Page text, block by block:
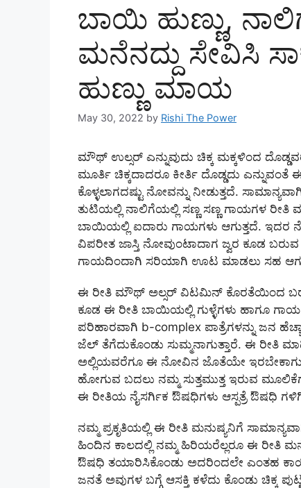
ಬಾಯಿ ಹುಣ್ಣು,
ಮನೆನದ್ದು ಸೇವಿಸಿ
ಹುಣ್ಣು ಮಾಯ
May 30, 2022 by Rishi The Power
ಮೌಥ್ ಉಲ್ಸರ್ ಎನ್ನುವುದು ಚಿಕ್ಕ ಮಕ್ಕಳಿಂದ
ಮೂರ್ತಿ ಚಿಕ್ಕದಾದರೂ ಕೀರ್ತಿ ದೊಡ್ಡದು
ಕೊಳ್ಳಲಾಗದಷ್ಟು ನೋವನ್ನು ನೀಡುತ್ತದೆ.
ತುಟಿಯಲ್ಲಿ ನಾಲಿಗೆಯಲ್ಲಿ ಸಣ್ಣ ಸಣ್ಣ ಗಾಯಗಳ ರೀತಿ
ಬಾಯಿಯಲ್ಲಿ ಐದಾರು ಗಾಯಗಳು ಆಗುತ್ತದೆ.
ವಿಪರೀತ ಜಾಸ್ತಿ ನೋವುಂಟಾದಾಗ ಜ್ವರ ಕೂಡ
ಗಾಯದಿಂದಾಗಿ ಸರಿಯಾಗಿ ಊಟ ಮಾಡಲು ಸಹ
ಈ ರೀತಿ ಮೌಥ್ ಅಲ್ಸರ್ ವಿಟಮಿನ್ ಕೊರತೆಯಿಂದ
ಕೂಡ ಈ ರೀತಿ ಬಾಯಿಯಲ್ಲಿ ಗುಳ್ಳೆಗಳು ಹಾಗೂ
ಪರಿಹಾರವಾಗಿ b-complex ಪಾತ್ರೆಗಳನ್ನು ಜನ
ಜೆಲ್ ತೆಗೆದುಕೊಂಡು ಸುಮ್ಮನಾಗುತ್ತಾರೆ. ಈ ರೀತಿ
ಅಲ್ಲಿಯವರೆಗೂ ಈ ನೋವಿನ ಜೊತೆಯೇ
ಹೋಗುವ ಬದಲು ನಮ್ಮ ಸುತ್ತಮುತ್ತ ಇರುವ
ಈ ರೀತಿಯ ನೈಸರ್ಗಿಕ ಔಷಧಿಗಳು ಆಸ್ಪತ್ರೆ ಔಷಧಿ
ನಮ್ಮ ಪ್ರಕೃತಿಯಲ್ಲಿ ಈ ರೀತಿ ಮನುಷ್ಯನಿಗೆ
ಹಿಂದಿನ ಕಾಲದಲ್ಲಿ ನಮ್ಮ ಹಿರಿಯರೆಲ್ಲರೂ ಈ ರೀತಿ
ಔಷಧಿ ತಯಾರಿಸಿಕೊಂಡು ಅದರಿಂದಲೇ ಎಂತಹ
ಜನತೆ ಅವುಗಳ ಬಗ್ಗೆ ಆಸಕ್ತಿ ಕಳೆದು ಕೊಂಡು ಚಿಕ್ಕ